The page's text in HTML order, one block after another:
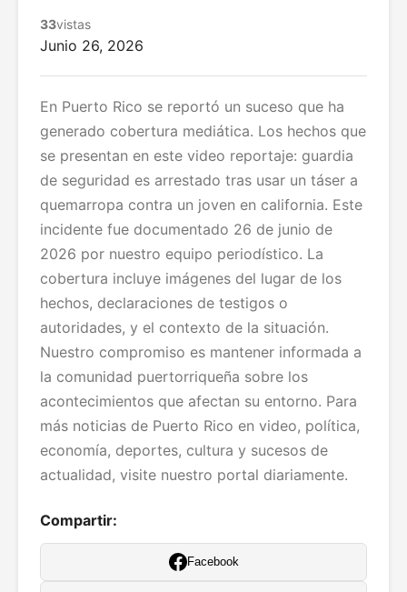
33vistas
Junio 26, 2026
En Puerto Rico se reportó un suceso que ha
generado cobertura mediática. Los hechos que
se presentan en este video reportaje: guardia
de seguridad es arrestado tras usar un táser a
quemarropa contra un joven en california. Este
incidente fue documentado 26 de junio de
2026 por nuestro equipo periodístico. La
cobertura incluye imágenes del lugar de los
hechos, declaraciones de testigos o
autoridades, y el contexto de la situación.
Nuestro compromiso es mantener informada a
la comunidad puertorriqueña sobre los
acontecimientos que afectan su entorno. Para
más noticias de Puerto Rico en video, política,
economía, deportes, cultura y sucesos de
actualidad, visite nuestro portal diariamente.
Compartir:
Facebook